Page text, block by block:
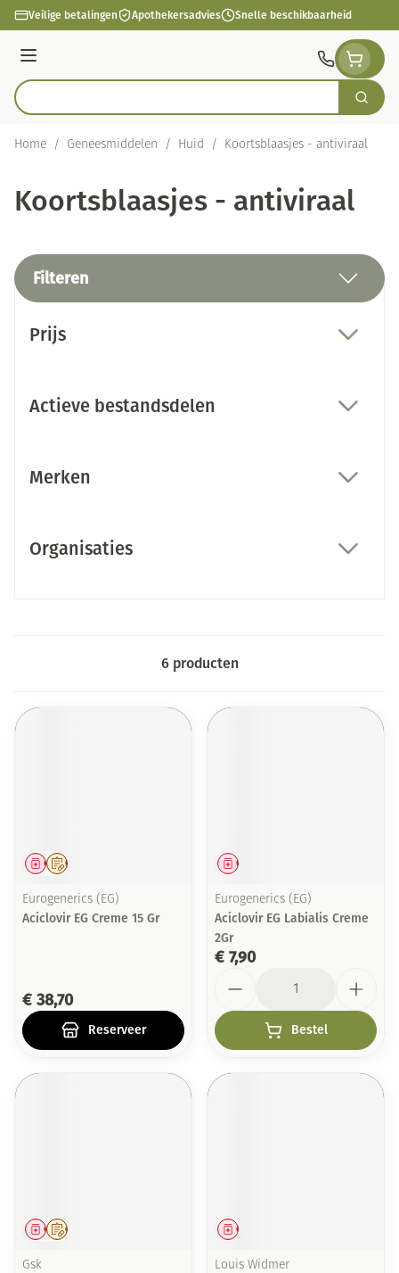
Ga naar de inhoud
Veilige betalingen Apothekersadvies Snelle beschikbaarheid
Menu
Product, merk, categorie... Zoek
Home / Geneesmiddelen / Huid / Koortsblaasjes - antiviraal
Koortsblaasjes - antiviraal
Filteren
Prijs
Actieve bestandsdelen
Merken
Organisaties
6producten
Op voorschrift
Geneesmiddel
Eurogenerics (EG)
Aciclovir EG Creme 15 Gr
€ 38,70
Reserveer
Geneesmiddel
Eurogenerics (EG)
Aciclovir EG Labialis Creme
2Gr
€ 7,90
Bestel
Op voorschrift
Geneesmiddel
Gsk
Geneesmiddel
Louis Widmer